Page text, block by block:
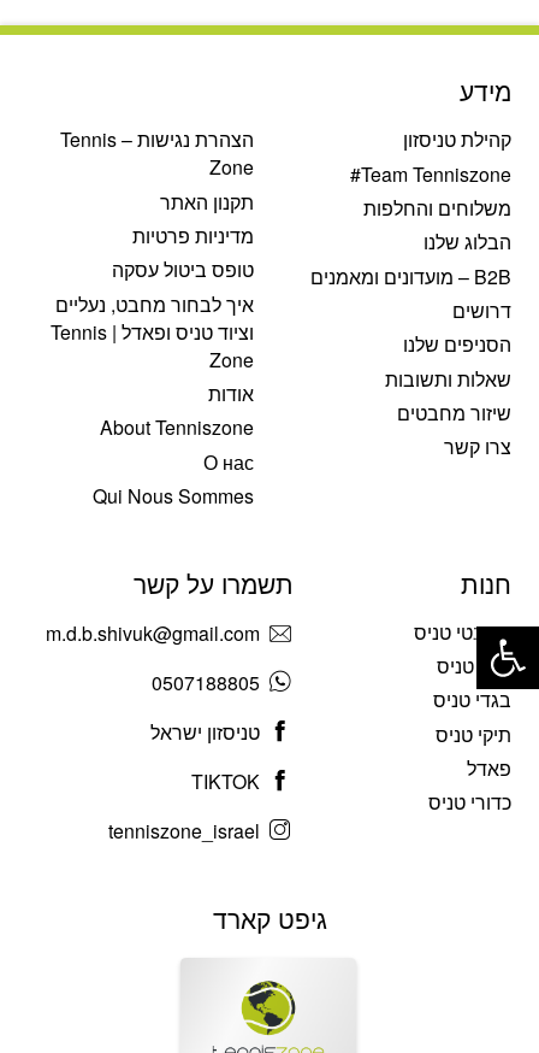
מידע
קהילת טניסזון
Team Tenniszone#
משלוחים והחלפות
הבלוג שלנו
B2B – מועדונים ומאמנים
דרושים
הסניפים שלנו
שאלות ותשובות
שיזור מחבטים
צרו קשר
הצהרת נגישות – Tennis
Zone
תקנון האתר
מדיניות פרטיות
טופס ביטול עסקה
איך לבחור מחבט, נעליים
וציוד טניס ופאדל | Tennis
Zone
אודות
About Tenniszone
О нас
Qui Nous Sommes
חנות
מחבטי טניס
נעלי טניס
בגדי טניס
תיקי טניס
פאדל
כדורי טניס
תשמרו על קשר
m.d.b.shivuk@gmail.com
0507188805
טניסזון ישראל
TIKTOK
tenniszone_israel
גיפט קארד
פתח סרגל נגישות